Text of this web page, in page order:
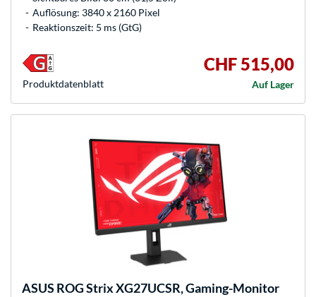
Auflösung: 3840 x 2160 Pixel
Reaktionszeit: 5 ms (GtG)
CHF 515,00
Auf Lager
Produkt­datenblatt
ASUS ROG Strix XG27UCSR, Gaming-Monitor